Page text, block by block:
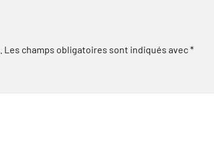
Les champs obligatoires sont indiqués avec*